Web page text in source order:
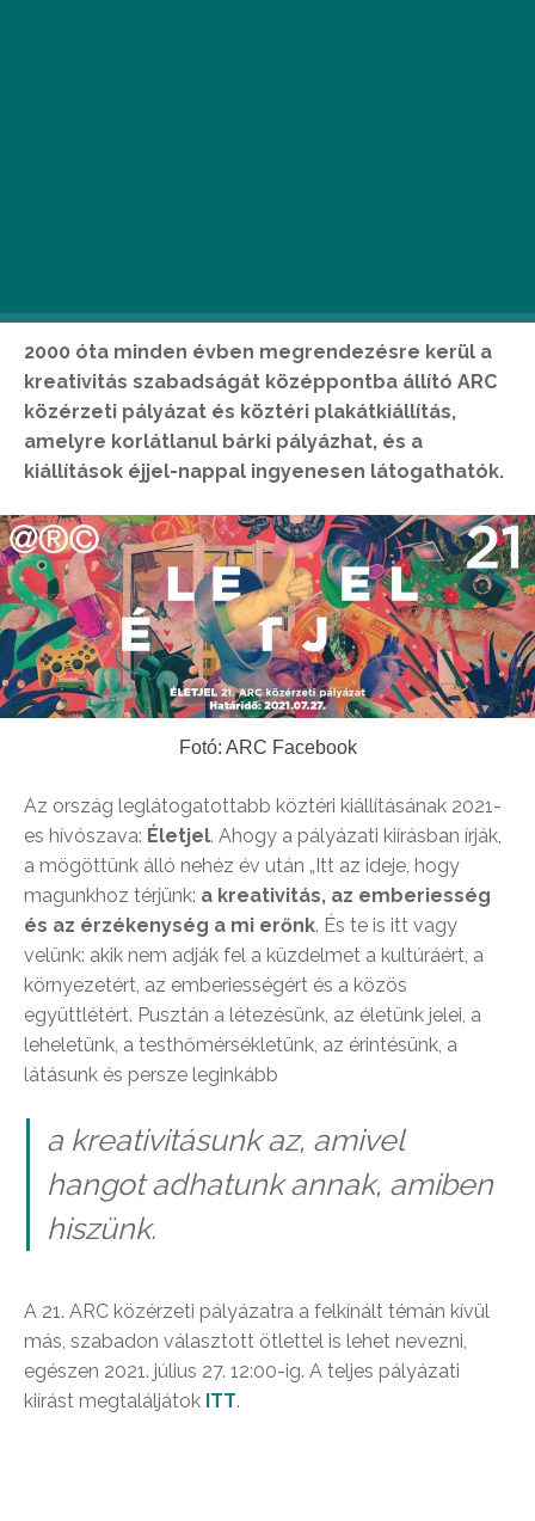
2000 óta minden évben megrendezésre kerül a
kreativitás szabadságát középpontba állító ARC
közérzeti pályázat és köztéri plakátkiállítás,
amelyre korlátlanul bárki pályázhat, és a
kiállítások éjjel-nappal ingyenesen látogathatók.
Fotó: ARC Facebook
Az ország leglátogatottabb köztéri kiállításának 2021-
es hívószava: Életjel. Ahogy a pályázati kiírásban írják,
a mögöttünk álló nehéz év után „Itt az ideje, hogy
magunkhoz térjünk: a kreativitás, az emberiesség
és az érzékenység a mi erőnk. És te is itt vagy
velünk: akik nem adják fel a küzdelmet a kultúráért, a
környezetért, az emberiességért és a közös
együttlétért. Pusztán a létezésünk, az életünk jelei, a
leheletünk, a testhőmérsékletünk, az érintésünk, a
látásunk és persze leginkább
a kreativitásunk az, amivel
hangot adhatunk annak, amiben
hiszünk.
A 21. ARC közérzeti pályázatra a felkínált témán kívül
más, szabadon választott ötlettel is lehet nevezni,
egészen 2021. július 27. 12:00-ig. A teljes pályázati
kiírást megtaláljátok ITT.